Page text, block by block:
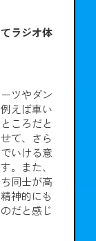
ラジオ体
ツやダン
えば車い
ころだと
て、さら
いける意
。また、
同士が高
神的にも
だと感じ